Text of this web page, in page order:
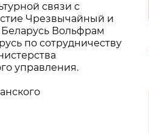
связи с
Чрезвычайный и
Вольфрам
по сотрудничеству
управления.